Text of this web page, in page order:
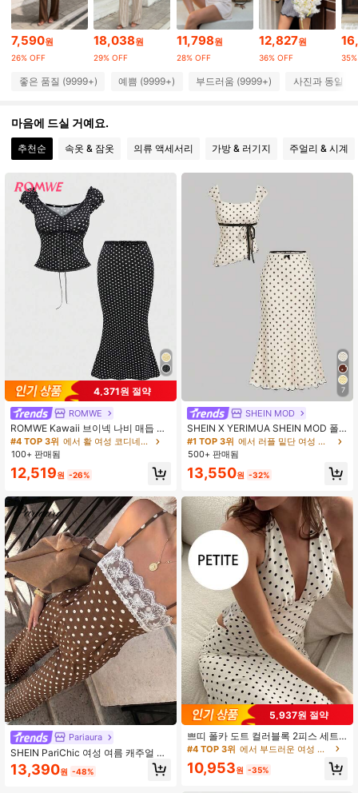
4.82 497K 팔로워
4.82 497K 팔로워
4.82 497K 팔로워
4.82
4.82 497K 팔로워
4.82 497K 팔로워
4.82 497K 팔로워
7,590원
26% OFF
18,038원
29% OFF
11,798원
28% OFF
12,827원
36% OFF
좋은 품질 (9999+) 예쁨 (9999+) 부드러움 (9999+) 사진과 동일
마음에 드실 거예요.
추천순 속옷 & 잠옷 의류 액세서리 가방 & 러기지 주얼리 & 시계
4,371원 절약
ROMWE
ROMWE Kawaii 브이넥 나비 매듭 장
식 컬러블록 폴카 도트 레이스 패널 민
소매 탑과 스커트, 매력적이고 다용도
의 여름 아웃핏 투피스 아웃핏 여성 스
커트
#4 TOP 3위
에서 활 여성 코디네이터
100+ 판매됨
12,519원 -26%
Pariaura
SHEIN PariChic 여성 여름 캐주얼 스
트리트 데이트 휴가 룩 레트로 루즈 커
피 컬러 폴카 도트 레이스 네크라인 스
13,390원 -48%
7
SHEIN MOD
SHEIN X YERIMUA SHEIN MOD 폴
카 도트 리본 2피스 세트: 비대칭 헴 탑
& 로우 웨이스트 머메이드 스커트
#1 TOP 3위
에서 러플 밑단 여성 코디네이터
500+ 판매됨
13,550원 -32%
5,937원 절약
쁘띠 폴카 도트 컬러블록 2피스 세트,
우아하고 매력적인 파티, Y2K 백리스
가 봄 여름 사계절
#4 TOP 3위 에서 부드러운 여성 코디네이터
10,953원 -35%